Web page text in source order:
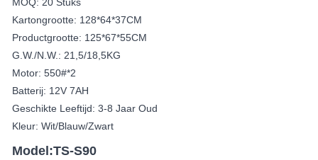
Kartongrootte: 128*64*37CM
Productgrootte: 125*67*55CM
G.W./N.W.: 21,5/18,5KG
Motor: 550#*2
Batterij: 12V 7AH
Geschikte Leeftijd: 3-8 Jaar Oud
Kleur: Wit/Blauw/Zwart
Model:TS-S90